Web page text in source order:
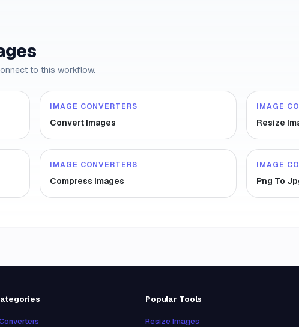
to this workflow.
IMAGE CONVERTERS
Convert Images
IMAGE
Resize
IMAGE CONVERTERS
Compress Images
IMAGE
Png To
Popular Tools
Resize Images